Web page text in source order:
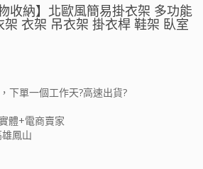
收納】北歐風簡易掛衣架 多功能
衣架 吊衣架 掛衣桿 鞋架 臥室
下單一個工作天?高速出貨?
體+電商賣家
鳳山